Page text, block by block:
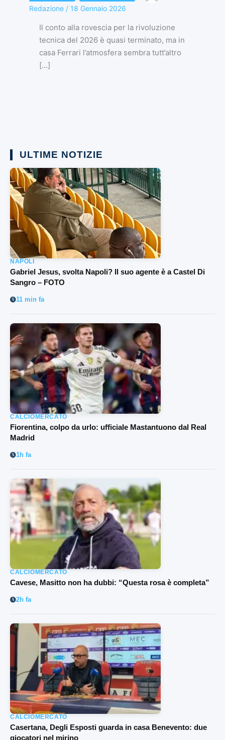
Redazione / 18 Gennaio 2026
Il conto alla rovescia per la rivoluzione
tecnica del 2026 è quasi terminato, ma in
casa Ferrari l’atmosfera sembra tutt’altro
[…]
ULTIME NOTIZIE
NAPOLI
Gabriel Jesus, svolta Napoli? Il suo agente è a Castel Di
Sangro – FOTO
11 min fa
CALCIOMERCATO
Fiorentina, colpo da urlo: ufficiale Mastantuono dal Real
Madrid
1h fa
CALCIOMERCATO
Cavese, Masitto non ha dubbi: “Questa rosa è completa”
2h fa
CALCIOMERCATO
Casertana, Degli Esposti guarda in casa Benevento: due
giocatori nel mirino